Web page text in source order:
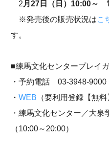
2 月27日（日）10:00～
※発売後の販売状況はこ
す。
■練馬文化センタープレイ
・予約電話 03-3948-9000
・WEB （要利用登録【無料
・練馬文化センター／大
（10:00～20:00）